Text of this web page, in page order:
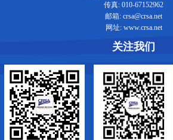
传真: 010-67152962
邮箱: crsa@crsa.net
网址: www.crsa.net
关注我们